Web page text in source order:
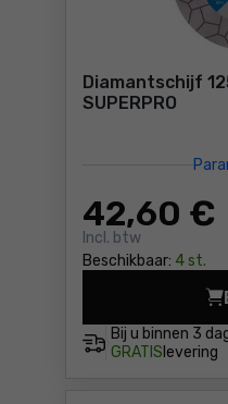
Diamantschijf
SUPERPRO
42,60 €
Incl. btw
Beschikbaar: 4 st.
Bij u binnen 3
GRATIS levering